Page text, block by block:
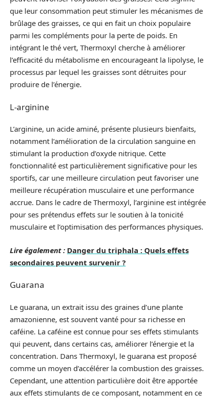
que leur consommation peut stimuler les mécanismes de
brûlage des graisses, ce qui en fait un choix populaire
parmi les compléments pour la perte de poids. En
intégrant le thé vert, Thermoxyl cherche à améliorer
l’efficacité du métabolisme en encourageant la lipolyse, le
processus par lequel les graisses sont détruites pour
produire de l’énergie.
L-arginine
L’arginine, un acide aminé, présente plusieurs bienfaits,
notamment l’amélioration de la circulation sanguine en
stimulant la production d’oxyde nitrique. Cette
fonctionnalité est particulièrement significative pour les
sportifs, car une meilleure circulation peut favoriser une
meilleure récupération musculaire et une performance
accrue. Dans le cadre de Thermoxyl, l’arginine est intégrée
pour ses prétendus effets sur le soutien à la tonicité
musculaire et l’optimisation des performances physiques.
Lire également : Danger du triphala : Quels effets
secondaires peuvent survenir ?
Guarana
Le guarana, un extrait issu des graines d’une plante
amazonienne, est souvent vanté pour sa richesse en
caféine. La caféine est connue pour ses effets stimulants
qui peuvent, dans certains cas, améliorer l’énergie et la
concentration. Dans Thermoxyl, le guarana est proposé
comme un moyen d’accélérer la combustion des graisses.
Cependant, une attention particulière doit être apportée
aux effets stimulants de ce composant, notamment en ce